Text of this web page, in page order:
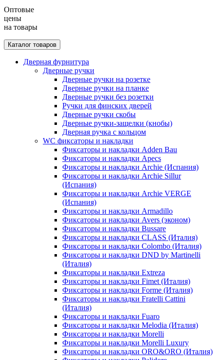
Оптовые
цены
на товары
Каталог товаров
Дверная фурнитура
Дверные ручки
Дверные ручки на розетке
Дверные ручки на планке
Дверные ручки без розетки
Ручки для финских дверей
Дверные ручки скобы
Дверные ручки-защелки (кнобы)
Дверная ручка с кольцом
WC фиксаторы и накладки
Фиксаторы и накладки Adden Bau
Фиксаторы и накладки Apecs
Фиксаторы и накладки Archie (Испания)
Фиксаторы и накладки Archie Sillur
(Испания)
Фиксаторы и накладки Archie VERGE
(Испания)
Фиксаторы и накладки Armadillo
Фиксаторы и накладки Avers (эконом)
Фиксаторы и накладки Bussare
Фиксаторы и накладки CLASS (Италия)
Фиксаторы и накладки Colombo (Италия)
Фиксаторы и накладки DND by Martinelli
(Италия)
Фиксаторы и накладки Extreza
Фиксаторы и накладки Fimet (Италия)
Фиксаторы и накладки Forme (Италия)
Фиксаторы и накладки Fratelli Cattini
(Италия)
Фиксаторы и накладки Fuaro
Фиксаторы и накладки Melodia (Италия)
Фиксаторы и накладки Morelli
Фиксаторы и накладки Morelli Luxury
Фиксаторы и накладки ORO&ORO (Италия)